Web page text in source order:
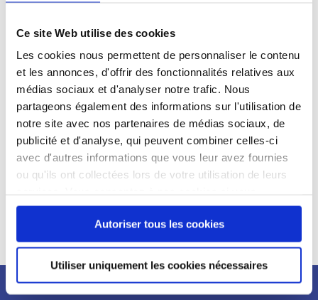
Ce site Web utilise des cookies
Les cookies nous permettent de personnaliser le contenu
et les annonces, d'offrir des fonctionnalités relatives aux
médias sociaux et d'analyser notre trafic. Nous
partageons également des informations sur l'utilisation de
notre site avec nos partenaires de médias sociaux, de
publicité et d'analyse, qui peuvent combiner celles-ci
avec d'autres informations que vous leur avez fournies
ou qu'ils ont collectées lors de votre utilisation de leurs
continuez à utiliser notre site Web.
Autoriser tous les cookies
Utiliser uniquement les cookies nécessaires
Qualifications et diplômes :
Profil recherché :
Expérience :
Processus
de
recrutement